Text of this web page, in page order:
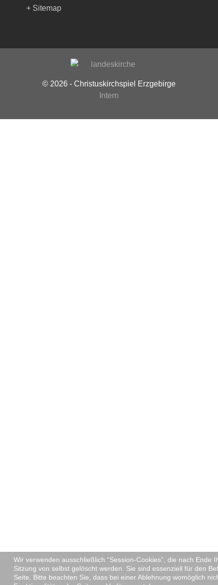
+ Sitemap
© 2026 - Christuskirchspiel Erzgebirge
Intern
Wir verwenden ausschließlich “Session-Cookies”, die nach Ende
Sitzung von selbst gelöscht werden. Sie sind essenziell für den
Seite. Bitte beachten Sie, dass bei einer Ablehnung womöglich